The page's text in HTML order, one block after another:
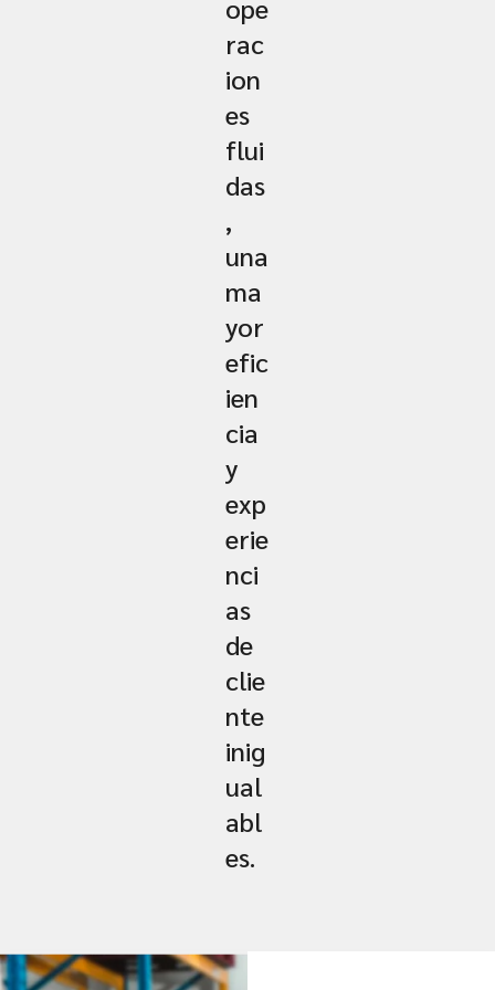
ope
rac
ion
es
flui
das
,
una
ma
yor
efic
ien
cia
y
exp
erie
nci
as
de
clie
nte
inig
ual
abl
es.